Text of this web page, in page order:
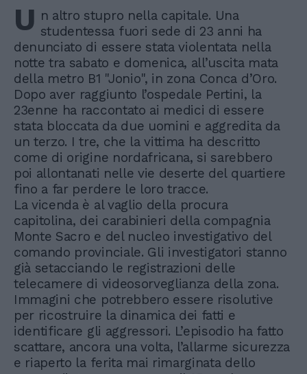
U n altro stupro nella capitale. Una
studentessa fuori sede di 23 anni ha
denunciato di essere stata violentata nella
notte tra sabato e domenica, all’uscita mata
della metro B1 "Jonio", in zona Conca d’Oro.
Dopo aver raggiunto l’ospedale Pertini, la
23enne ha raccontato ai medici di essere
stata bloccata da due uomini e aggredita da
un terzo. I tre, che la vittima ha descritto
come di origine nordafricana, si sarebbero
poi allontanati nelle vie deserte del quartiere
fino a far perdere le loro tracce.
La vicenda è al vaglio della procura
capitolina, dei carabinieri della compagnia
Monte Sacro e del nucleo investigativo del
comando provinciale. Gli investigatori stanno
già setacciando le registrazioni delle
telecamere di videosorveglianza della zona.
Immagini che potrebbero essere risolutive
per ricostruire la dinamica dei fatti e
identificare gli aggressori. L’episodio ha fatto
scattare, ancora una volta, l’allarme sicurezza
e riaperto la ferita mai rimarginata dello